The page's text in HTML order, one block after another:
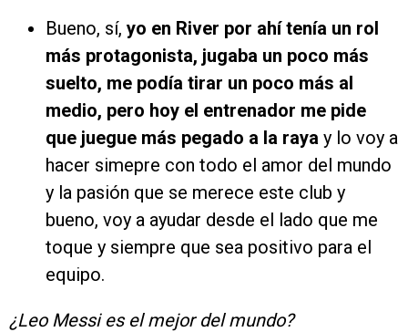
Bueno, sí, yo en River por ahí tenía un rol
más protagonista, jugaba un poco más
suelto, me podía tirar un poco más al
medio, pero hoy el entrenador me pide
que juegue más pegado a la raya y lo voy a
hacer simepre con todo el amor del mundo
y la pasión que se merece este club y
bueno, voy a ayudar desde el lado que me
toque y siempre que sea positivo para el
equipo.
¿Leo Messi es el mejor del mundo?